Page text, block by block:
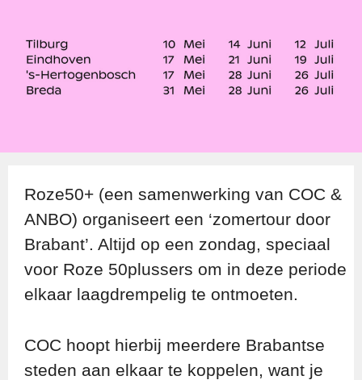
Roze50+ (een samenwerking van COC &
ANBO) organiseert een ‘zomertour door
Brabant’. Altijd op een zondag, speciaal
voor Roze 50plussers om in deze periode
elkaar laagdrempelig te ontmoeten.
COC hoopt hierbij meerdere Brabantse
steden aan elkaar te koppelen, want je